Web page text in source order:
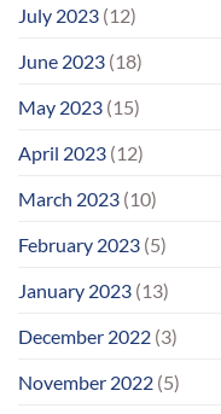
July 2023 (12)
June 2023 (18)
May 2023 (15)
April 2023 (12)
March 2023 (10)
February 2023 (5)
January 2023 (13)
December 2022 (3)
November 2022 (5)